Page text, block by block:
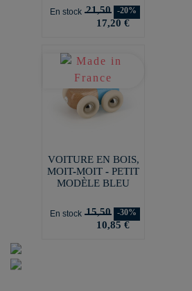
En stock 21,50 -20%
17,20 €
VOITURE EN BOIS,
MOIT-MOIT - PETIT
MODÈLE BLEU
En stock 15,50 -30%
10,85 €